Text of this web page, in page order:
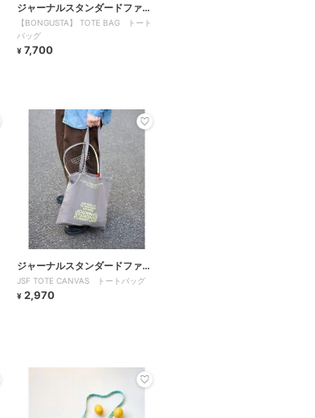
ジャーナルスタンダードファニ
チャー
【BONGUSTA】 TOTE BAG トート
バッグ
¥ 7,700
ジャーナルスタンダードファニ
チャー
JSF TOTE CANVAS トートバッグ
¥ 2,970